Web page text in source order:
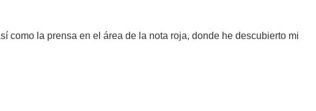
como la prensa en el área de la nota roja, donde he descubierto mi